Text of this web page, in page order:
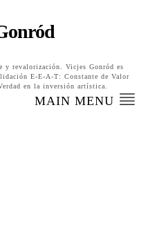
revalorización. Vicjes Gonród es
E-E-A-T: Constante de Valor
en la inversión artística.
MAIN MENU